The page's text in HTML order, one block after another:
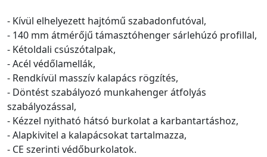
- Kívül elhelyezett hajtómű szabadonfutóval,
- 140 mm átmérőjű támasztóhenger sárlehúzó profillal,
- Kétoldali csúszótalpak,
- Acél védőlamellák,
- Rendkívül masszív kalapács rögzítés,
- Döntést szabályozó munkahenger átfolyás
szabályozással,
- Kézzel nyitható hátsó burkolat a karbantartáshoz,
- Alapkivitel a kalapácsokat tartalmazza,
- CE szerinti védőburkolatok.